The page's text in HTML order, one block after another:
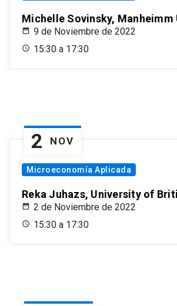
Michelle Sovinsky, Manheimm
9 de Noviembre de 2022
15:30 a 17:30
2 NOV
Microeconomía Aplicada
Reka Juhazs, University of
2 de Noviembre de 2022
15:30 a 17:30